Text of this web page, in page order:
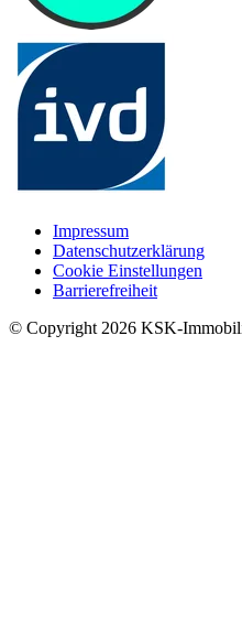
Impressum
Datenschutzerklärung
Cookie Einstellungen
Barrierefreiheit
© Copyright 2026 KSK-